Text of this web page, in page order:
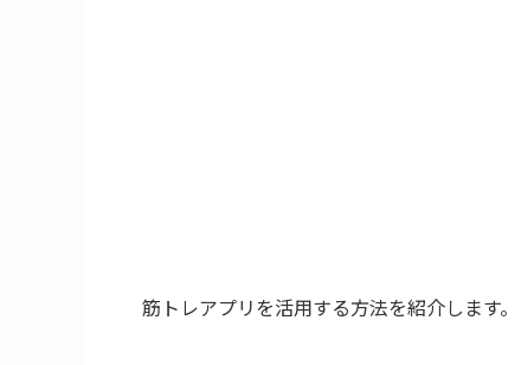
筋トレアプリを活用する方法を紹介します。